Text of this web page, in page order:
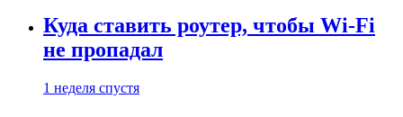
Куда ставить роутер, чтобы Wi-Fi
не пропадал
1 неделя спустя